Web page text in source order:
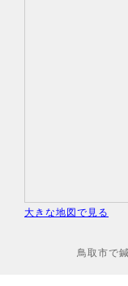
大きな地図で見る
鳥取市で